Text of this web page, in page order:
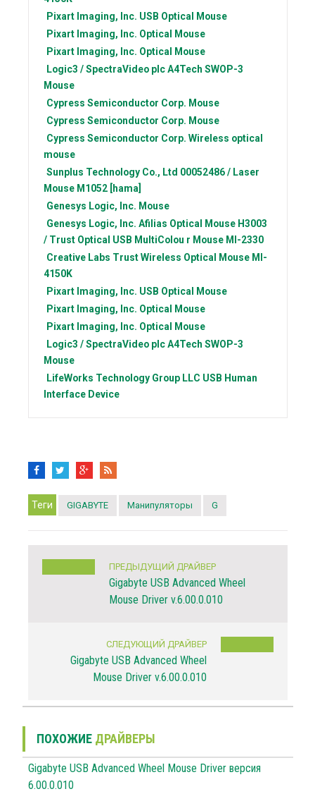
Pixart Imaging, Inc. USB Optical Mouse
Pixart Imaging, Inc. Optical Mouse
Pixart Imaging, Inc. Optical Mouse
Logic3 / SpectraVideo plcA4Tech SWOP-3
Mouse
Cypress Semiconductor Corp. Mouse
Cypress Semiconductor Corp. Mouse
Cypress Semiconductor Corp. Wireless optical
mouse
Sunplus Technology Co., Ltd 00052486 / Laser
Mouse M1052 [hama]
Genesys Logic, Inc. Mouse
Genesys Logic, Inc. Afilias Optical Mouse H3003
/ Trust Optical USB MultiColou r Mouse MI-2330
Creative Labs Trust Wireless Optical Mouse MI-
4150K
Pixart Imaging, Inc. USB Optical Mouse
Pixart Imaging, Inc. Optical Mouse
Pixart Imaging, Inc. Optical Mouse
Logic3 / SpectraVideo plcA4Tech SWOP-3
Mouse
LifeWorks Technology Group LLC USB Human
Interface Device
Теги GIGABYTE Манипуляторы G
ПРЕДЫДУЩИЙ ДРАЙВЕР
Gigabyte USB Advanced Wheel
Mouse Driver v.6.00.0.010
СЛЕДУЮЩИЙ ДРАЙВЕР
Gigabyte USB Advanced Wheel
Mouse Driver v.6.00.0.010
ПОХОЖИЕ ДРАЙВЕРЫ
Gigabyte USB Advanced Wheel Mouse Driver версия
6.00.0.010